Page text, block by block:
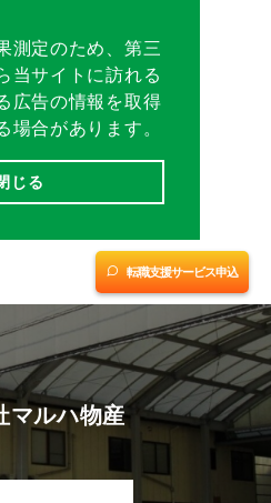
測定のため、第三
当サイトに訪れる
広告の情報を取得
場合があります。
じる
転職支援サービス申込
マルハ物産
む
愛媛
(東予) ※2
知 徳島